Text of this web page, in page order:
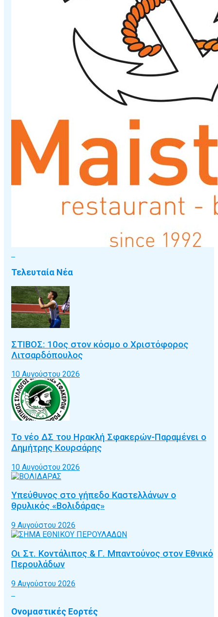
Τελευταία Νέα
ΣΤΙΒΟΣ: 10ος στον κόσμο ο Χριστόφορος
Λιτσαρδόπουλος
10 Αυγούστου 2026
Το νέο ΔΣ του Ηρακλή Σφακερών-Παραμένει ο
Δημήτρης Κουρσάρης
10 Αυγούστου 2026
Υπεύθυνος στο γήπεδο Καστελλάνων ο
θρυλικός «Βολιδάρας»
9 Αυγούστου 2026
Οι Στ. Κοντάλιπος & Γ. Μπαντούνος στον Εθνικό
Περουλάδων
9 Αυγούστου 2026
Ονομαστικές Εορτές